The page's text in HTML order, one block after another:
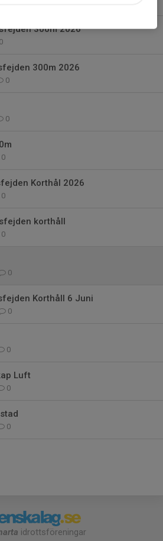
300m 2026
0
300m 2026
0
0
0
Korthål 2026
0
korthåll
0
0
Korthåll 6 Juni
0
0
Luft
0
0
idrottsföreningar